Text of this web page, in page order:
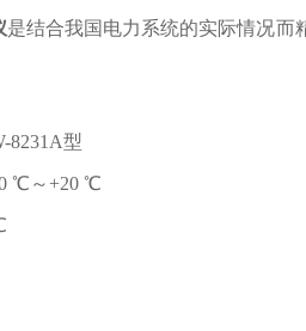
是结合我国电力系统的实际情况而
型
～+20 ℃